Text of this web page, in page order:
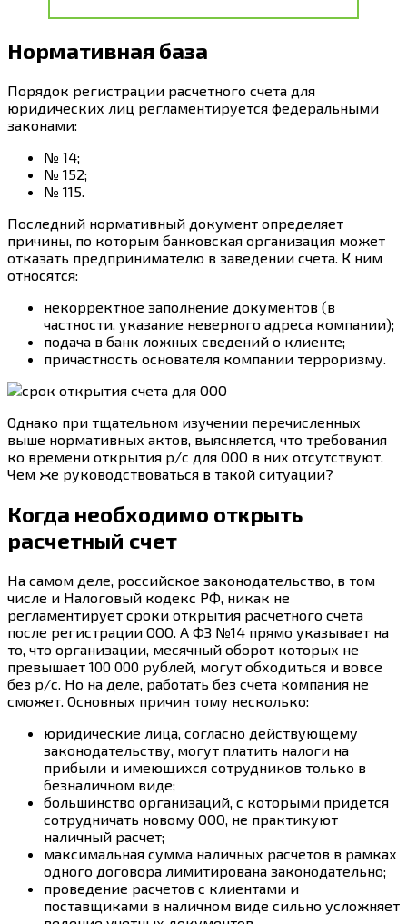
Нормативная база
Порядок регистрации расчетного счета для
юридических лиц регламентируется федеральными
законами:
№ 14;
№ 152;
№ 115.
Последний нормативный документ определяет
причины, по которым банковская организация может
отказать предпринимателю в заведении счета. К ним
относятся:
некорректное заполнение документов (в
частности, указание неверного адреса компании);
подача в банк ложных сведений о клиенте;
причастность основателя компании терроризму.
Однако при тщательном изучении перечисленных
выше нормативных актов, выясняется, что требования
ко времени открытия р/с для ООО в них отсутствуют.
Чем же руководствоваться в такой ситуации?
Когда необходимо открыть
расчетный счет
На самом деле, российское законодательство, в том
числе и Налоговый кодекс РФ, никак не
регламентирует сроки открытия расчетного счета
после регистрации ООО. А ФЗ №14 прямо указывает на
то, что организации, месячный оборот которых не
превышает 100 000 рублей, могут обходиться и вовсе
без р/с. Но на деле, работать без счета компания не
сможет. Основных причин тому несколько:
юридические лица, согласно действующему
законодательству, могут платить налоги на
прибыли и имеющихся сотрудников только в
безналичном виде;
большинство организаций, с которыми придется
сотрудничать новому ООО, не практикуют
наличный расчет;
максимальная сумма наличных расчетов в рамках
одного договора лимитирована законодательно;
проведение расчетов с клиентами и
поставщиками в наличном виде сильно усложняет